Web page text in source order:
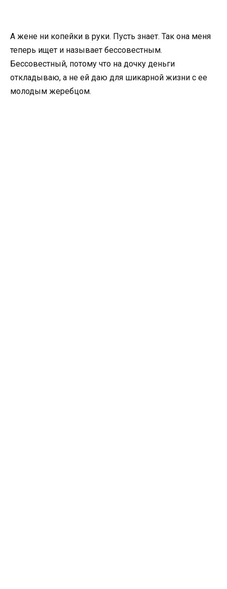
А жене ни копейки в руки. Пусть знает. Так она меня
теперь ищет и называет бессовестным.
Бессовестный, потому что на дочку деньги
откладываю, а не ей даю для шикарной жизни с ее
молодым жеребцом.